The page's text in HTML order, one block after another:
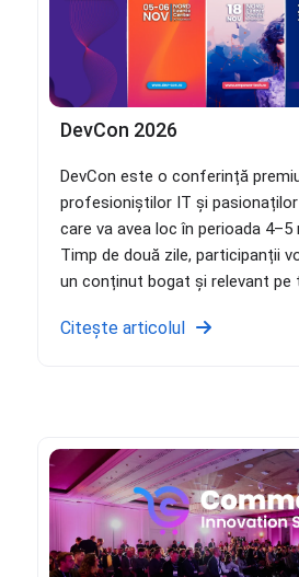
DevCon 2026
DevCon este o conferință
profesioniștilor IT și
care va avea loc în perioada 4–5
Timp de două zile, participanții
un conținut bogat și relevant pe
Citește articolul